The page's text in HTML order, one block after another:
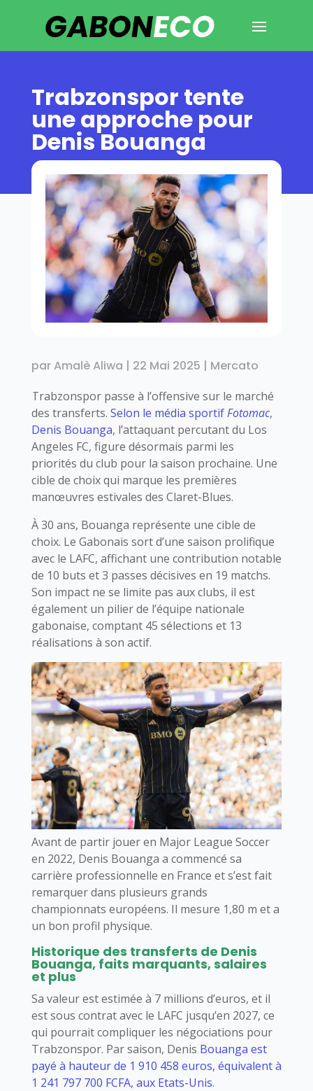
Trabzonspor tente
une approche pour
Denis Bouanga
parAmalè Aliwa | 22 Mai 2025 | Mercato
Trabzonspor passe à l’offensive sur le marché
des transferts. Selon le média sportifFotomac,
Denis Bouanga, l’attaquant percutant du Los
Angeles FC, figure désormais parmi les
priorités du club pour la saison prochaine. Une
cible de choix qui marque les premières
manœuvres estivales des Claret-Blues.
À 30 ans, Bouanga représente une cible de
choix. Le Gabonais sort d’une saison prolifique
avec le LAFC, affichant une contribution notable
de 10 buts et 3 passes décisives en 19 matchs.
Son impact ne se limite pas aux clubs, il est
également un pilier de l’équipe nationale
gabonaise, comptant 45 sélections et 13
réalisations à son actif.
Avant de partir jouer en Major League Soccer
en 2022, Denis Bouanga a commencé sa
carrière professionnelle en France et s’est fait
remarquer dans plusieurs grands
championnats européens. Il mesure 1,80 m et a
un bon profil physique.
Historique des transferts de Denis
Bouanga, faits marquants, salaires
et plus
Sa valeur est estimée à 7 millions d’euros, et il
est sous contrat avec le LAFC jusqu’en 2027, ce
qui pourrait compliquer les négociations pour
Trabzonspor. Par saison, Denis Bouanga est
payé à hauteur de 1 910 458 euros, équivalent à
1 241 797 700 FCFA, aux Etats-Unis.